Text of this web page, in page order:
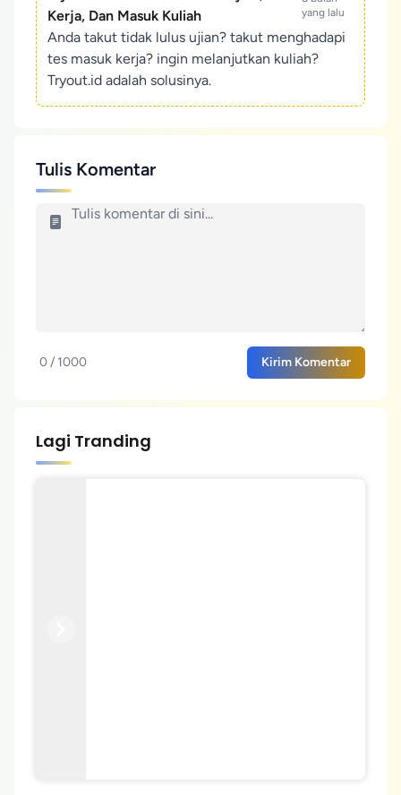
Kerja, Dan Masuk Kuliah
yang lalu
Anda takut tidak lulus ujian? takut menghadapi
tes masuk kerja? ingin melanjutkan kuliah?
Tryout.id adalah solusinya.
Tulis Komentar
0 / 1000 Kirim Komentar
Lagi Tranding